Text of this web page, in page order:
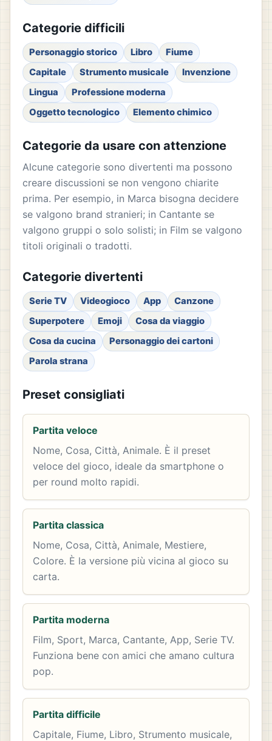
Categorie difficili
Personaggio storico Libro
Fiume
Capitale
Strumento musicale
Invenzione
Lingua
Professione moderna
Oggetto tecnologico
Elemento chimico
Categorie da usare con attenzione
Alcune categorie sono divertenti ma possono
creare discussioni se non vengono chiarite
prima. Per esempio, in Marca bisogna decidere
se valgono brand stranieri; in Cantante se
valgono gruppi o solo solisti; in Film se valgono
titoli originali o tradotti.
Categorie divertenti
Serie TV Videogioco App
Canzone
Superpotere
Emoji
Cosa da viaggio
Cosa da cucina
Personaggio dei cartoni
Parola strana
Preset consigliati
Partita veloce
Nome, Cosa, Città, Animale. È il preset
veloce del gioco, ideale da smartphone o
per round molto rapidi.
Partita classica
Nome, Cosa, Città, Animale, Mestiere,
Colore. È la versione più vicina al gioco su
carta.
Partita moderna
Film, Sport, Marca, Cantante, App, Serie TV.
Funziona bene con amici che amano cultura
pop.
Partita difficile
Capitale, Fiume, Libro, Strumento musicale,